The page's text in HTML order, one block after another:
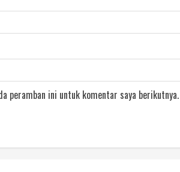
peramban ini untuk komentar saya berikutnya.